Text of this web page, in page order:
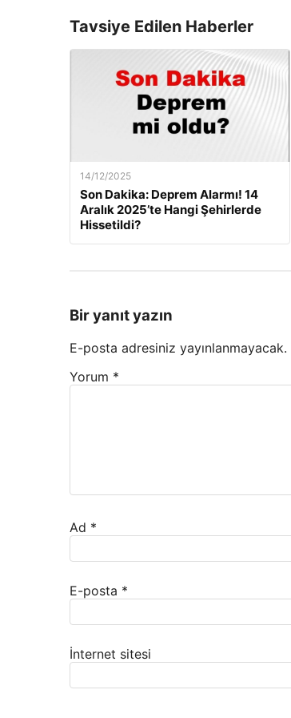
Tavsiye Edilen Haberler
14/12/2025
Son Dakika: Deprem Alarmı! 14
Aralık 2025’te Hangi Şehirlerde
Hissetildi?
Bir yanıt yazın
E-posta adresiniz yayınlanmayacak.
Yorum *
Ad *
E-posta *
İnternet sitesi